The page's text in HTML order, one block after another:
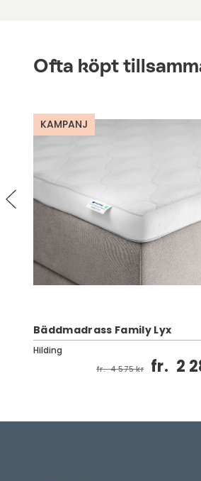
Ofta köpt
KAMPANJ
Bäddmadrass Family Lyx
Hilding
fr. 4 575 kr fr. 2